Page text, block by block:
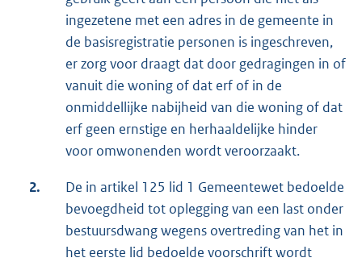
ingezetene met een adres in de gemeente in
de basisregistratie personen is ingeschreven,
er zorg voor draagt dat door gedragingen in of
vanuit die woning of dat erf of in de
onmiddellijke nabijheid van die woning of dat
erf geen ernstige en herhaaldelijke hinder
voor omwonenden wordt veroorzaakt.
2.
De in artikel 125 lid 1 Gemeentewet bedoelde
bevoegdheid tot oplegging van een last onder
bestuursdwang wegens overtreding van het in
het eerste lid bedoelde voorschrift wordt